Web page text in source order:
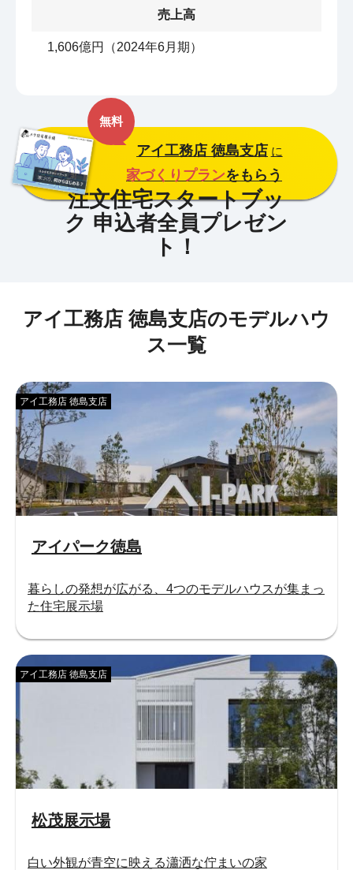
売上高
1,606億円（2024年6月期）
無料
アイ工務店 徳島支店 に
家づくりプランをもらう
アイ工務店 徳島支店のモデルハウ
ス一覧
アイパーク徳島
アイ工務店 徳島支店
暮らしの発想が広がる、4つのモデルハウスが集まっ
た住宅展示場
松茂展示場
アイ工務店 徳島支店
白い外観が青空に映える瀟洒な佇まいの家